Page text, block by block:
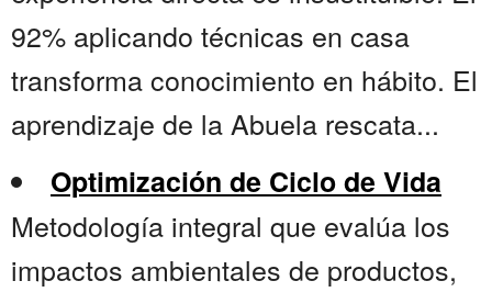
92% aplicando técnicas en casa
transforma conocimiento en hábito. El
aprendizaje de la Abuela rescata...
Optimización de Ciclo de Vida
Metodología integral que evalúa los
impactos ambientales de productos,